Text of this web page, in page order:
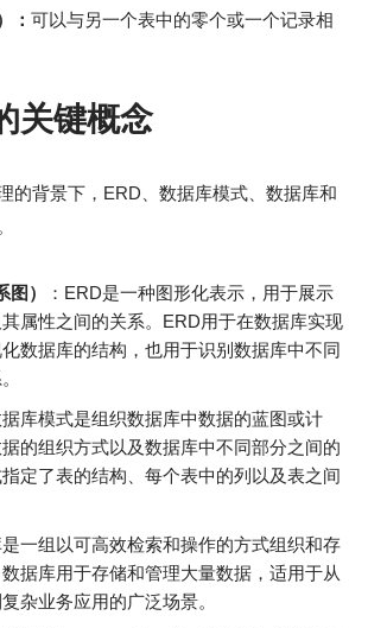
： 可以与另一个表中的零个或一个记录相
关键概念
的背景下，ERD、数据库模式、数据库和
）
：ERD是一种图形化表示，用于展示
属性之间的关系。ERD用于在数据库实现
数据库的结构，也用于识别数据库中不同
库模式是组织数据库中数据的蓝图或计
的组织方式以及数据库中不同部分之间的
定了表的结构、每个表中的列以及表之间
一组以可高效检索和操作的方式组织和存
据库用于存储和管理大量数据，适用于从
杂业务应用的广泛场景。